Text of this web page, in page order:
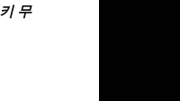
무